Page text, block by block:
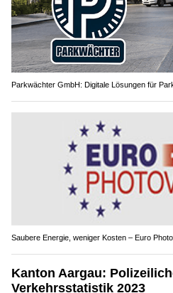
Parkwächter GmbH: Digitale Lösungen für
Saubere Energie, weniger Kosten – Euro
Kanton Aargau:
Verkehrsstatistik 2023